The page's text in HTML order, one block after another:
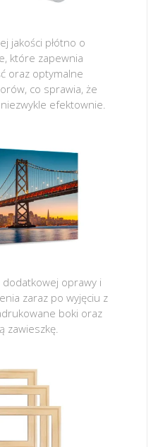
jakości płótno o
które zapewnia
oraz optymalne
co sprawia, że
efektownie.
dodatkowej oprawy i
zaraz po wyjęciu z
boki oraz
zawieszkę.